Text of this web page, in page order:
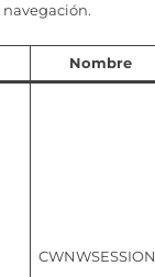
Nombre
CWNWSESSION